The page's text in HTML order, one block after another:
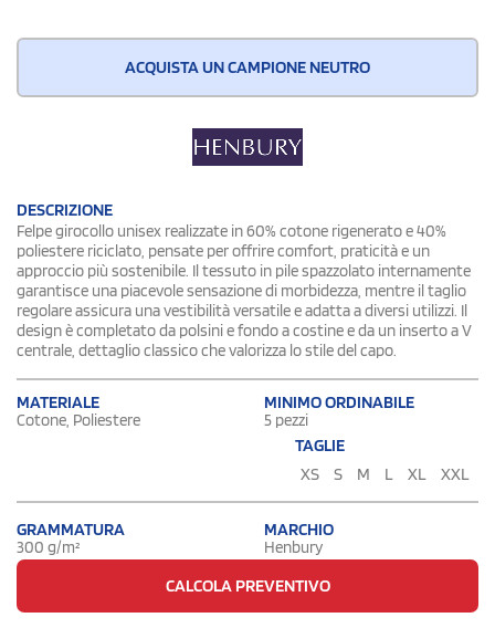
ACQUISTA UN CAMPIONE NEUTRO
DESCRIZIONE
Felpe girocollo unisex realizzate in 60% cotone rigenerato e 40%
poliestere riciclato, pensate per offrire comfort, praticità e un
approccio più sostenibile. Il tessuto in pile spazzolato internamente
garantisce una piacevole sensazione di morbidezza, mentre il taglio
regolare assicura una vestibilità versatile e adatta a diversi utilizzi. Il
design è completato da polsini e fondo a costine e da un inserto a V
centrale, dettaglio classico che valorizza lo stile del capo.
MATERIALE
Cotone, Poliestere
MINIMO ORDINABILE
5 pezzi
TAGLIE
XS
S M L XL XXL
GRAMMATURA
300 g/m²
MARCHIO
Henbury
CALCOLA PREVENTIVO